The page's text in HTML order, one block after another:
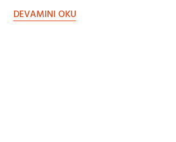
barındırmaya başladı. Bu…
DEVAMINI OKU